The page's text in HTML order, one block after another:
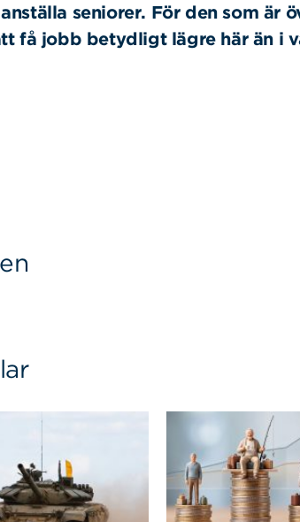
seniorer. För den som är
få jobb betydligt lägre här än i